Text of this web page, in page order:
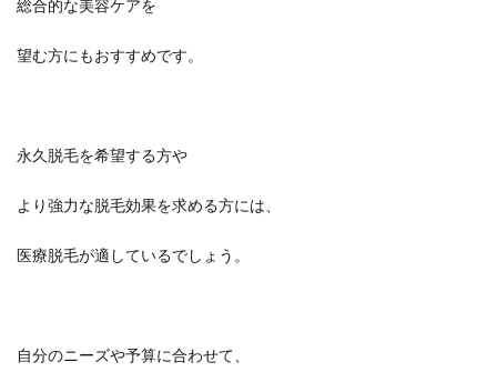
総合的な美容ケアを
望む方にもおすすめです。
永久脱毛を希望する方や
より強力な脱毛効果を求める方には、
医療脱毛が適しているでしょう。
自分のニーズや予算に合わせて、